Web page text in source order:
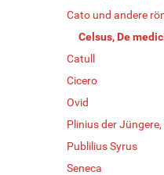
Cato und andere
Celsus, De
Catull
Cicero
Ovid
Plinius der Jüngere,
Publilius Syrus
Seneca